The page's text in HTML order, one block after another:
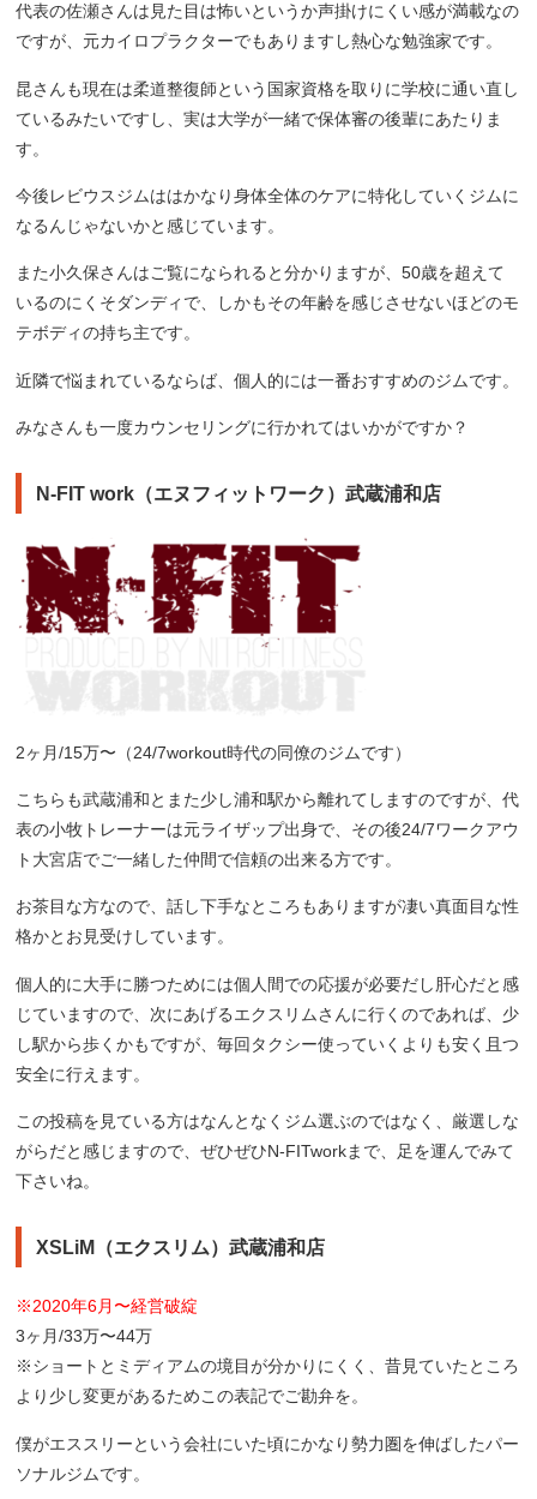
代表の佐瀬さんは見た目は怖いというか声掛けにくい感が満載なの
ですが、元カイロプラクターでもありますし熱心な勉強家です。
昆さんも現在は柔道整復師という国家資格を取りに学校に通い直し
ているみたいですし、実は大学が一緒で保体審の後輩にあたりま
す。
今後レビウスジムははかなり身体全体のケアに特化していくジムに
なるんじゃないかと感じています。
また小久保さんはご覧になられると分かりますが、50歳を超えて
いるのにくそダンディで、しかもその年齢を感じさせないほどのモ
テボディの持ち主です。
近隣で悩まれているならば、個人的には一番おすすめのジムです。
みなさんも一度カウンセリングに行かれてはいかがですか？
N-FIT work（エヌフィットワーク）武蔵浦和店
2ヶ月/15万〜（24/7workout時代の同僚のジムです）
こちらも武蔵浦和とまた少し浦和駅から離れてしますのですが、代
表の小牧トレーナーは元ライザップ出身で、その後24/7ワークアウ
ト大宮店でご一緒した仲間で信頼の出来る方です。
お茶目な方なので、話し下手なところもありますが凄い真面目な性
格かとお見受けしています。
個人的に大手に勝つためには個人間での応援が必要だし肝心だと感
じていますので、次にあげるエクスリムさんに行くのであれば、少
し駅から歩くかもですが、毎回タクシー使っていくよりも安く且つ
安全に行えます。
この投稿を見ている方はなんとなくジム選ぶのではなく、厳選しな
がらだと感じますので、ぜひぜひN-FITworkまで、足を運んでみて
下さいね。
XSLiM（エクスリム）武蔵浦和店
※2020年6月〜経営破綻
3ヶ月/33万〜44万
※ショートとミディアムの境目が分かりにくく、昔見ていたところ
より少し変更があるためこの表記でご勘弁を。
僕がエススリーという会社にいた頃にかなり勢力圏を伸ばしたパー
ソナルジムです。